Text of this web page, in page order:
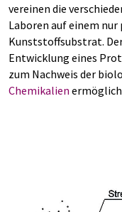
vereinen die
Laboren auf einem
Kunststoffsubstrat.
Entwicklung eines
zum Nachweis der
Chemikalien